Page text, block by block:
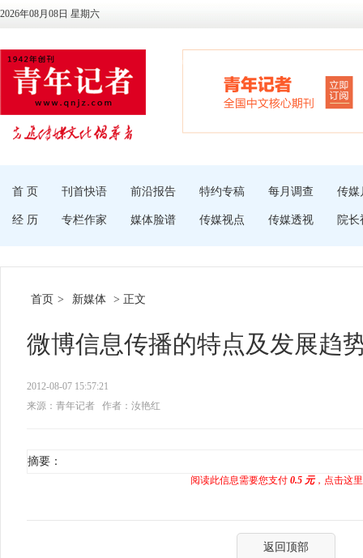
2026年08月08日 星期六
首 页 刊首快语 前沿报告 特约专稿 每月调查 传媒
经 历 专栏作家 媒体脸谱 传媒视点 传媒透视 院长
首页 > 新媒体 > 正文
微博信息传播的特点及发展趋
2012-08-07 15:57:21
来源：青年记者
作者：汝艳红
摘要：
阅读此信息需要您支付 0.5 元，点击这
返回顶部